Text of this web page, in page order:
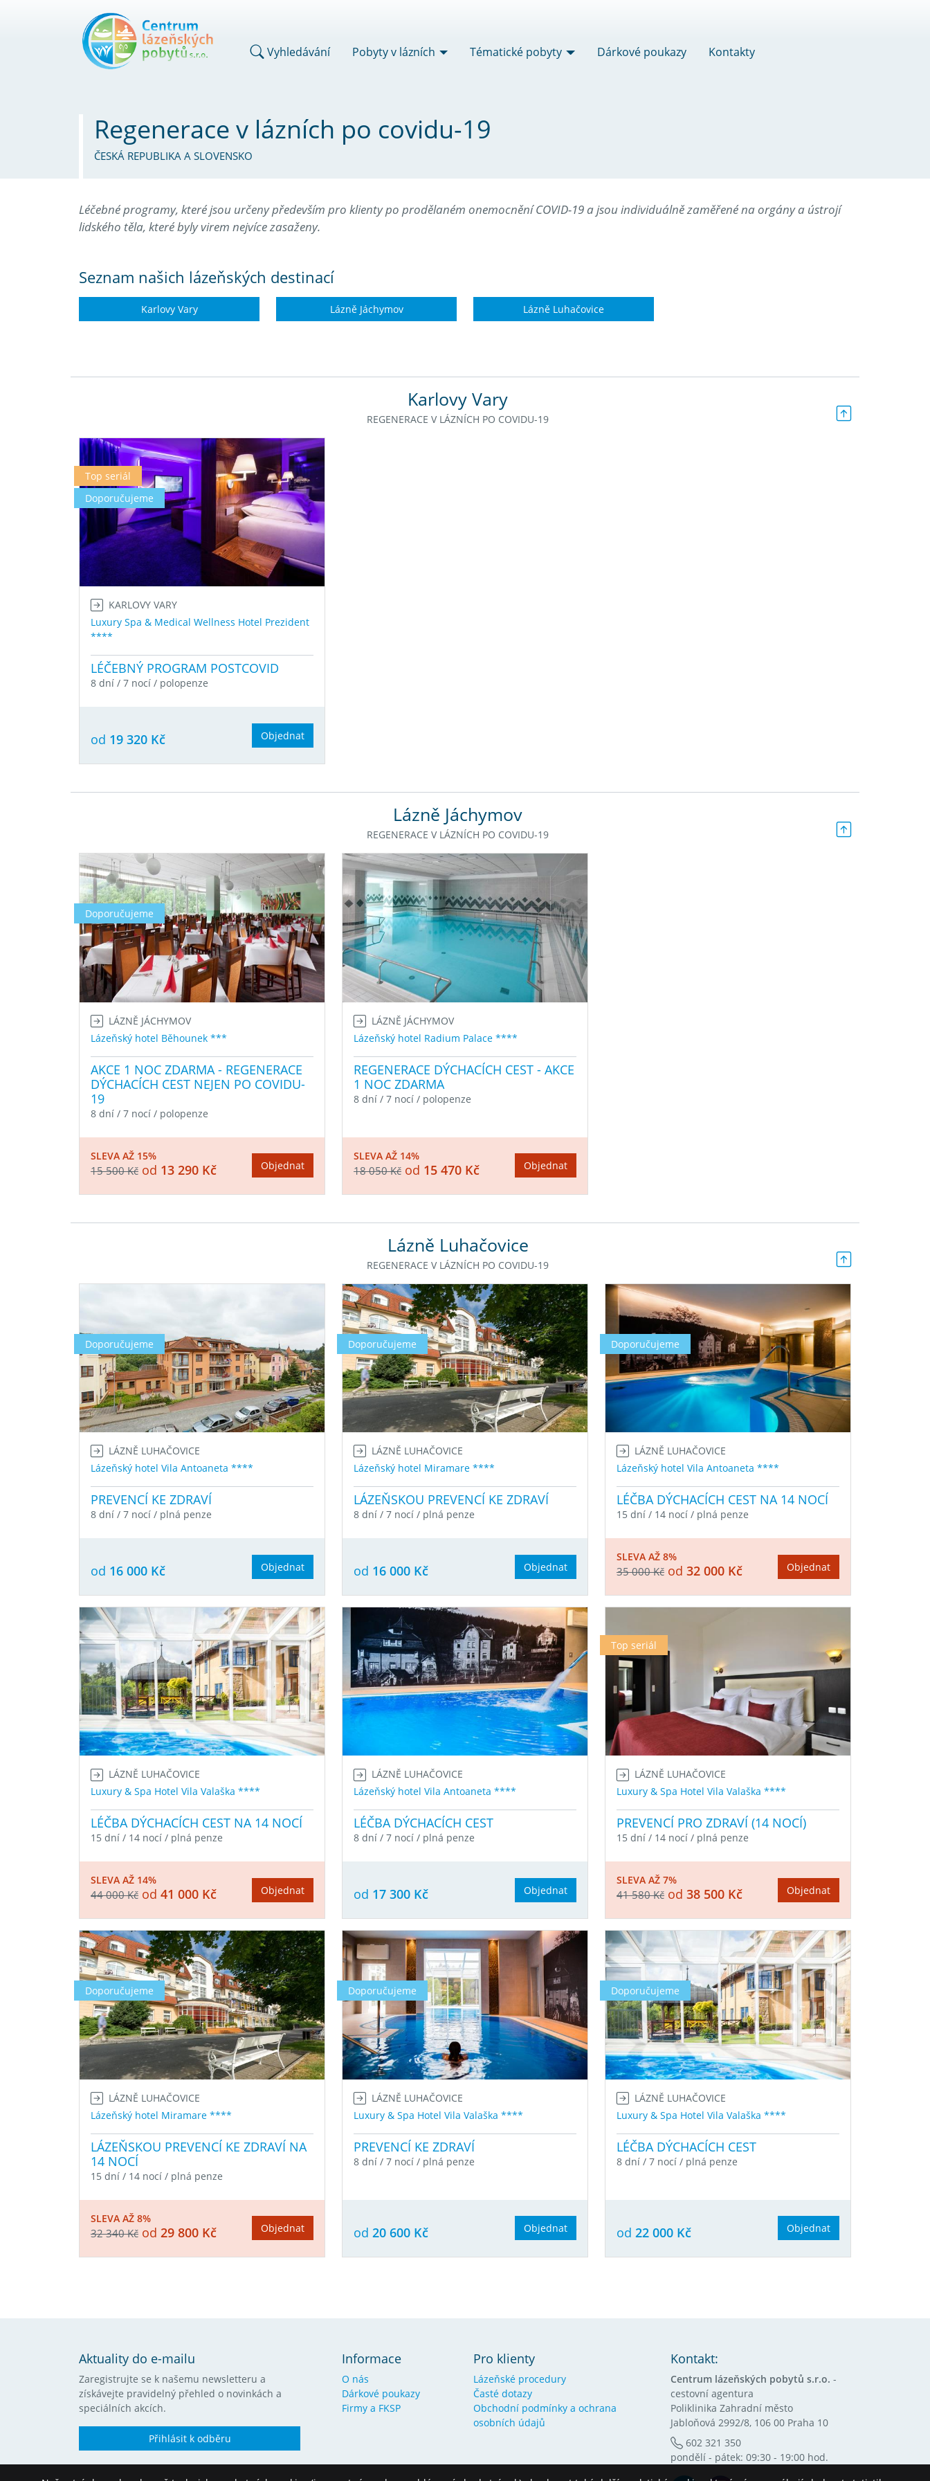
Vyhledávání Pobyty v lázních Tématické pobyty Dárkové poukazy Kontakty
Regenerace v lázních po covidu-19
ČESKÁ REPUBLIKA A SLOVENSKO
Léčebné programy, které jsou určeny především pro klienty po prodělaném onemocnění COVID-19 a jsou individuálně zaměřené na orgány a ústrojí
lidského těla, které byly virem nejvíce zasaženy.
Seznam našich lázeňských destinací
Karlovy Vary Lázně Jáchymov Lázně Luhačovice
Karlovy Vary
REGENERACE V LÁZNÍCH PO COVIDU-19
Doporučujeme
Top seriál
KARLOVY VARY
Luxury Spa & Medical Wellness Hotel Prezident
****
LÉČEBNÝ PROGRAM POSTCOVID
8 dní / 7 nocí / polopenze
od 19 320 Kč Objednat
Lázně Jáchymov
REGENERACE V LÁZNÍCH PO COVIDU-19
Doporučujeme
LÁZNĚ JÁCHYMOV
Lázeňský hotel Běhounek ***
AKCE 1 NOC ZDARMA - REGENERACE
DÝCHACÍCH CEST NEJEN PO COVIDU-
19
8 dní / 7 nocí / polopenze
SLEVA AŽ 15%
15 500 Kč od 13 290 Kč Objednat
LÁZNĚ JÁCHYMOV
Lázeňský hotel Radium Palace ****
REGENERACE DÝCHACÍCH CEST - AKCE
1 NOC ZDARMA
8 dní / 7 nocí / polopenze
SLEVA AŽ 14%
18 050 Kč od 15 470 Kč Objednat
Lázně Luhačovice
REGENERACE V LÁZNÍCH PO COVIDU-19
Doporučujeme
LÁZNĚ LUHAČOVICE
Lázeňský hotel Vila Antoaneta ****
PREVENCÍ KE ZDRAVÍ
8 dní / 7 nocí / plná penze
od 16 000 Kč Objednat
Doporučujeme
LÁZNĚ LUHAČOVICE
Lázeňský hotel Miramare ****
LÁZEŇSKOU PREVENCÍ KE ZDRAVÍ
8 dní / 7 nocí / plná penze
od 16 000 Kč Objednat
Doporučujeme
LÁZNĚ LUHAČOVICE
Lázeňský hotel Vila Antoaneta ****
LÉČBA DÝCHACÍCH CEST NA 14 NOCÍ
15 dní / 14 nocí / plná penze
SLEVA AŽ 8%
35 000 Kč od 32 000 Kč Objednat
LÁZNĚ LUHAČOVICE
Luxury & Spa Hotel Vila Valaška ****
LÉČBA DÝCHACÍCH CEST NA 14 NOCÍ
15 dní / 14 nocí / plná penze
SLEVA AŽ 14%
44 000 Kč od 41 000 Kč Objednat
LÁZNĚ LUHAČOVICE
Lázeňský hotel Vila Antoaneta ****
LÉČBA DÝCHACÍCH CEST
8 dní / 7 nocí / plná penze
od 17 300 Kč Objednat
Top seriál
LÁZNĚ LUHAČOVICE
Luxury & Spa Hotel Vila Valaška ****
PREVENCÍ PRO ZDRAVÍ (14 NOCÍ)
15 dní / 14 nocí / plná penze
SLEVA AŽ 7%
41 580 Kč od 38 500 Kč Objednat
Doporučujeme
LÁZNĚ LUHAČOVICE
Lázeňský hotel Miramare ****
LÁZEŇSKOU PREVENCÍ KE ZDRAVÍ NA
14 NOCÍ
15 dní / 14 nocí / plná penze
SLEVA AŽ 8%
32 340 Kč od 29 800 Kč Objednat
Doporučujeme
LÁZNĚ LUHAČOVICE
Luxury & Spa Hotel Vila Valaška ****
PREVENCÍ KE ZDRAVÍ
8 dní / 7 nocí / plná penze
od 20 600 Kč Objednat
Doporučujeme
LÁZNĚ LUHAČOVICE
Luxury & Spa Hotel Vila Valaška ****
LÉČBA DÝCHACÍCH CEST
8 dní / 7 nocí / plná penze
od 22 000 Kč Objednat
Aktuality do e-mailu
Zaregistrujte se k našemu newsletteru a
získávejte pravidelný přehled o novinkách a
speciálních akcích.
Přihlásit k odběru
Informace
O nás
Dárkové poukazy
Firmy a FKSP
Pro klienty
Lázeňské procedury
Časté dotazy
Obchodní podmínky a ochrana
osobních údajů
Kontakt:
Centrum lázeňských pobytů s.r.o. -
cestovní agentura
Poliklinika Zahradní město
Jabloňová 2992/8, 106 00 Praha 10
602 321 350
pondělí - pátek: 09:30 - 19:00 hod.